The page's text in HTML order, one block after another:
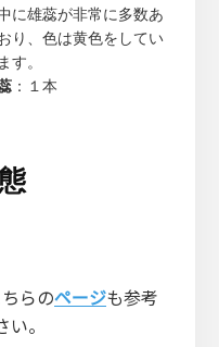
に雄蕊が非常に多数あ
り、色は黄色をしてい
ます。
：１本
らのページも参考
。